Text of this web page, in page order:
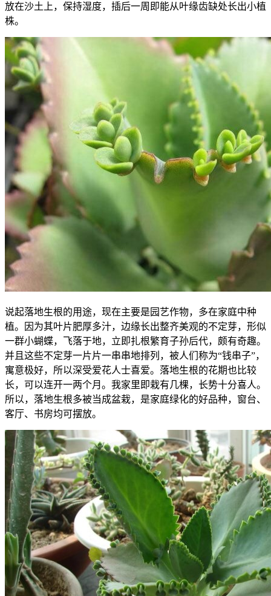
放在沙土上，保持湿度，插后一周即能从叶缘齿缺处长出小植
株。
说起落地生根的用途，现在主要是园艺作物，多在家庭中种
植。因为其叶片肥厚多汁，边缘长出整齐美观的不定芽，形似
一群小蝴蝶，飞落于地，立即扎根繁育子孙后代，颇有奇趣。
并且这些不定芽一片片一串串地排列，被人们称为“钱串子”，
寓意极好，所以深受爱花人士喜爱。落地生根的花期也比较
长，可以连开一两个月。我家里即栽有几棵，长势十分喜人。
所以，落地生根多被当成盆栽，是家庭绿化的好品种，窗台、
客厅、书房均可摆放。